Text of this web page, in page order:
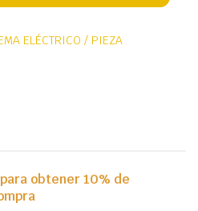
ELÉCTRICO / PIEZA
obtener 10% de